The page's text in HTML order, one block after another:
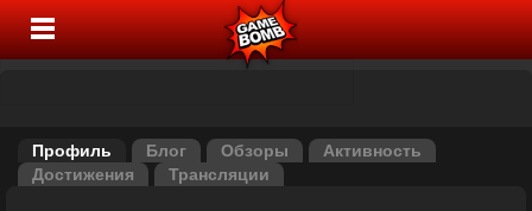
Профиль Блог Обзоры
Активность
Достижения
Трансляции